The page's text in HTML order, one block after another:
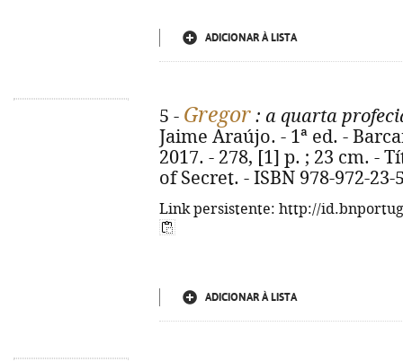
ADICIONAR À LISTA
5 - Gregor : a quarta
Jaime Araújo. - 1ª ed. -
2017. - 278, [1] p. ; 23 cm. -
of Secret. - ISBN 978-972-23-
Link persistente: http://
ADICIONAR À LISTA